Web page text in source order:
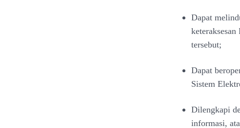
Dapat
tersebut;
Dapat
Sistem
Dilengkapi
informasi,